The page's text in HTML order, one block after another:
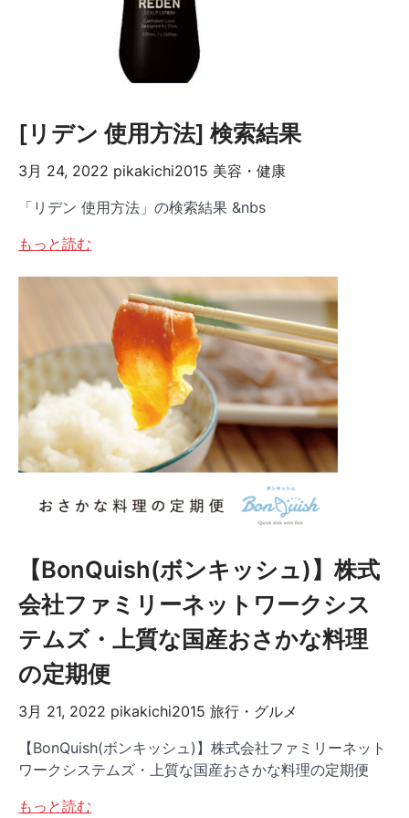
[リデン 使用方法] 検索結果
3月 24, 2022 pikakichi2015 美容・健康
「リデン 使用方法」の検索結果 &nbs
もっと読む
【BonQuish(ボンキッシュ)】株式
会社ファミリーネットワークシス
テムズ・上質な国産おさかな料理
の定期便
3月 21, 2022 pikakichi2015 旅行・グルメ
【BonQuish(ボンキッシュ)】株式会社ファミリーネット
ワークシステムズ・上質な国産おさかな料理の定期便
もっと読む